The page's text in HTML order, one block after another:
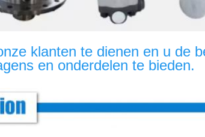
klanten te dienen en u de
en onderdelen te bieden.